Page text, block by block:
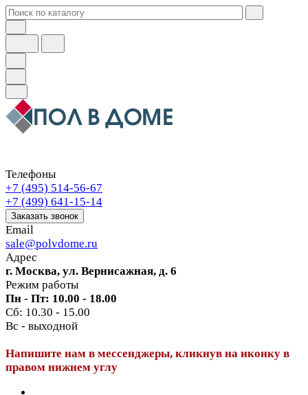
Телефоны
+7 (495) 514-56-67
+7 (499) 641-15-14
Заказать звонок
Email
sale@polvdome.ru
Адрес
г. Москва, ул. Вернисажная, д. 6
Режим работы
Пн - Пт: 10.00 - 18.00
Сб: 10.30 - 15.00
Вс - выходной
Напишите нам в мессенджеры, кликнув на иконку в
правом нижнем углу